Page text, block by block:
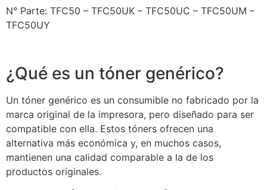
N° Parte: TFC50 – TFC50UK – TFC50UC – TFC50UM –
TFC50UY
¿Qué es un tóner genérico?
Un tóner genérico es un consumible no fabricado por la
marca original de la impresora, pero diseñado para ser
compatible con ella. Estos tóners ofrecen una
alternativa más económica y, en muchos casos,
mantienen una calidad comparable a la de los
productos originales.